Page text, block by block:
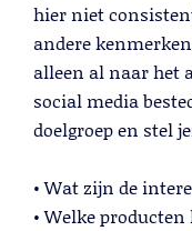
hier niet
andere
alleen al naar het
social media
doelgroep en stel
• Wat zijn de
• Welke